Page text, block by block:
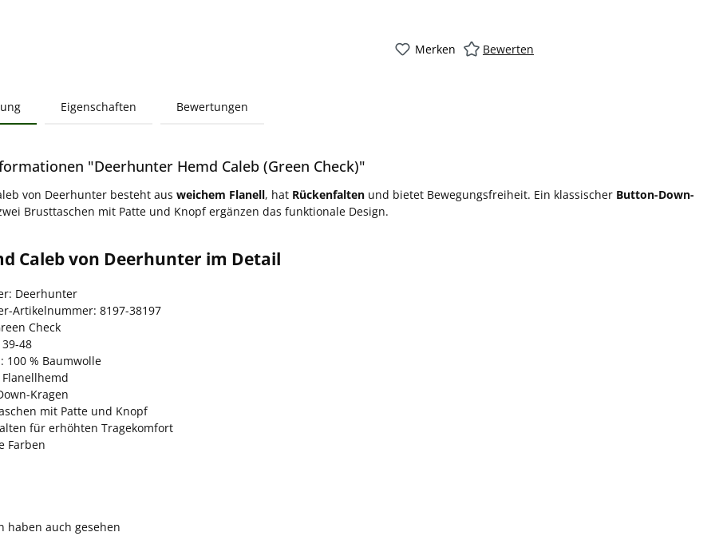
Merken Bewerten
Eigenschaften Bewertungen
"Deerhunter Hemd Caleb (Green Check)"
von Deerhunter besteht aus weichem Flanell, hat Rückenfalten und bietet Bewegungsfreiheit. Ein klassischer Button-Down-
Brusttaschen mit Patte und Knopf ergänzen das funktionale Design.
Caleb von Deerhunter im Detail
Deerhunter
Artikelnummer: 8197-38197
Check
48
100 % Baumwolle
Kragen
mit Patte und Knopf
für erhöhten Tragekomfort
Farben
haben auch gesehen